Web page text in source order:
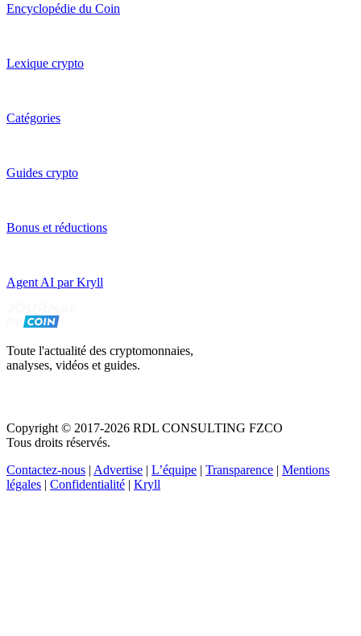
Encyclopédie du Coin
Lexique crypto
Catégories
Guides crypto
Bonus et réductions
Agent AI par Kryll
Toute l'actualité des cryptomonnaies,
analyses, vidéos et guides.
Copyright © 2017-2026 RDL CONSULTING FZCO
Tous droits réservés.
Contactez-nous | Advertise | L’équipe | Transparence | Mentions
légales | Confidentialité | Kryll